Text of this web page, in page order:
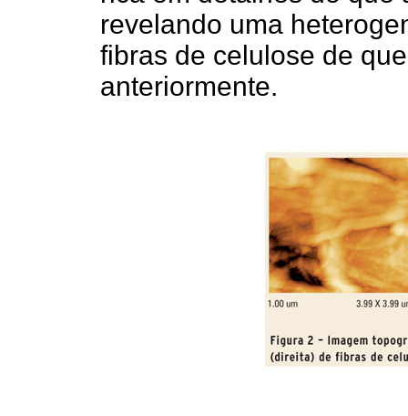
revelando uma
fibras de celulose de
anteriormente.